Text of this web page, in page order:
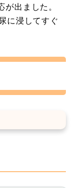
出ました。
に浸してすぐ